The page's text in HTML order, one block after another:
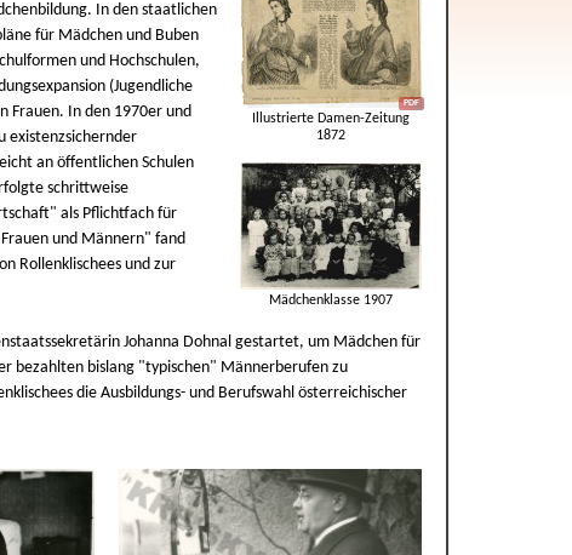
Illustrierte Damen-Zeitung
1872
Mädchenklasse 1907
In den staatlichen
für Mädchen und Buben
und Hochschulen,
(Jugendliche
Frauen. In den 1970er und
existenzsichernder
an öffentlichen Schulen
schrittweise
als Pflichtfach für
und Männern" fand
Rollenklischees und zur
Johanna Dohnal gestartet, um Mädchen für
bezahlten bislang "typischen" Männerberufen zu
die Ausbildungs- und Berufswahl österreichischer